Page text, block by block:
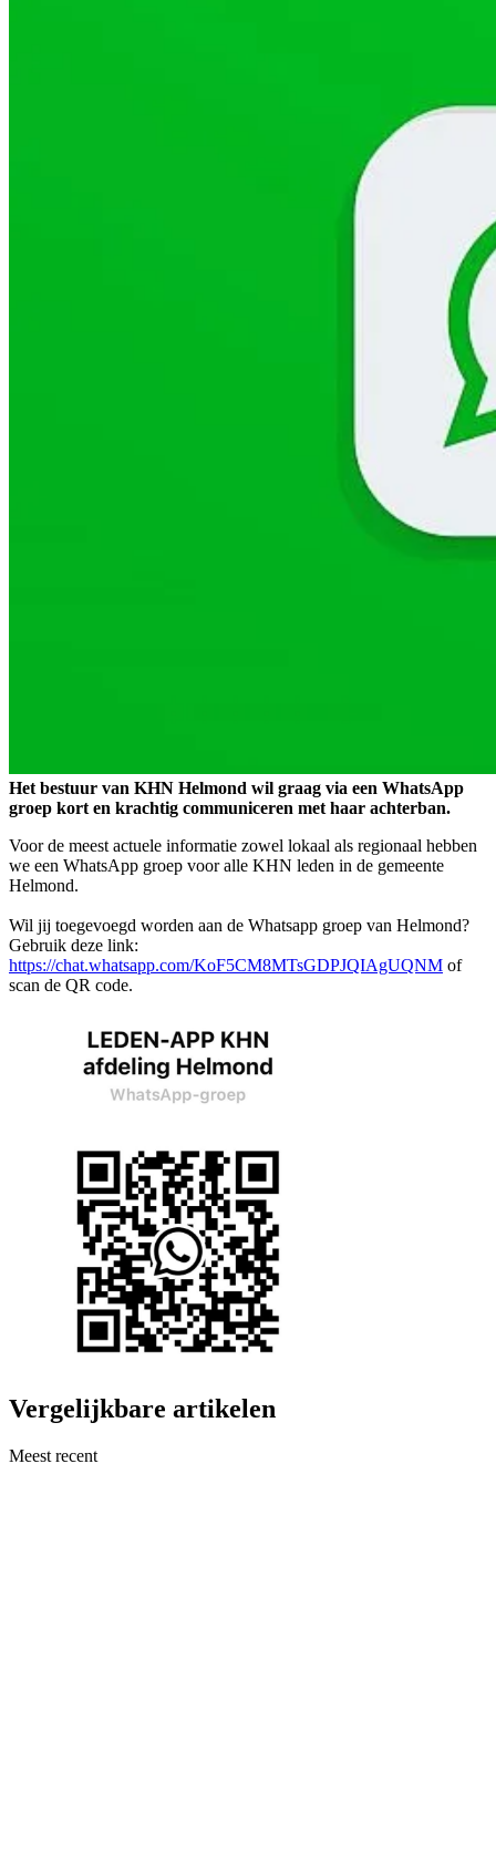
Het bestuur van KHN Helmond wil graag via een WhatsApp
groep kort en krachtig communiceren met haar achterban.
Voor de meest actuele informatie zowel lokaal als regionaal hebben
we een WhatsApp groep voor alle KHN leden in de gemeente
Helmond.
Wil jij toegevoegd worden aan de Whatsapp groep van Helmond?
Gebruik deze link:
https://chat.whatsapp.com/KoF5CM8MTsGDPJQIAgUQNM of
scan de QR code.
Vergelijkbare artikelen
Meest recent